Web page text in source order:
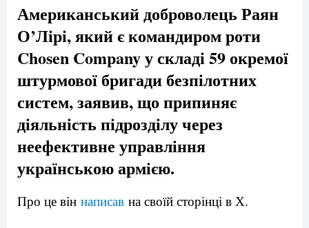
Американський доброволець Раян
О’Лірі, який є командиром роти
Chosen Company у складі 59 окремої
штурмової бригади безпілотних
систем, заявив, що припиняє
діяльність підрозділу через
неефективне управління
українською армією.
Про це він написав на своїй сторінці в Х.